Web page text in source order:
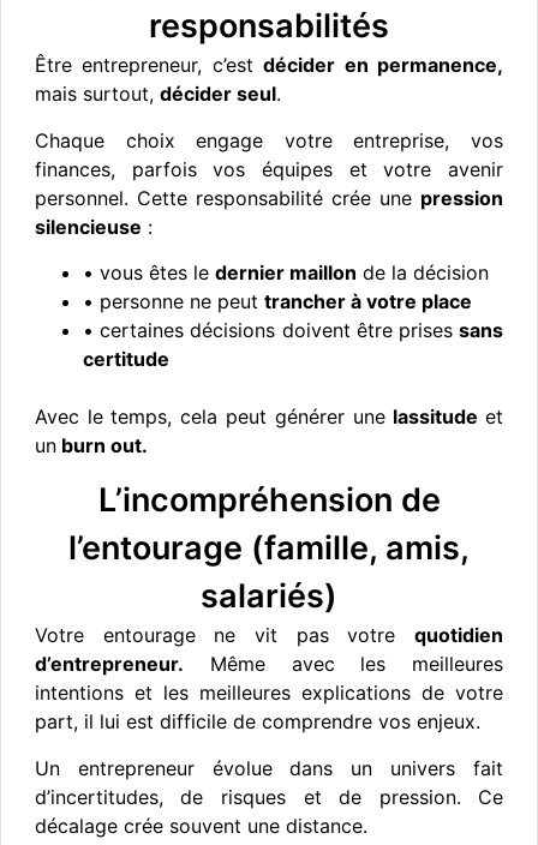
responsabilités
Être entrepreneur, c’estdécider en permanence,
mais surtout, décider seul.
Chaque choix engage votre entreprise, vos
finances, parfois vos équipes et votre avenir
personnel. Cette responsabilité crée une pression
silencieuse :
• vous êtes le dernier maillon de la décision
• personne ne peut trancher à votre place
• certaines décisions doivent être prisessans
certitude
Avec le temps, cela peut générer une lassitudeet
unburn out.
L’incompréhension de
l’entourage (famille, amis,
salariés)
Votre entourage ne vit pas votrequotidien
d’entrepreneur. Même avec les meilleures
intentions et les meilleures explications de votre
part, il lui est difficile de comprendre vos enjeux.
Un entrepreneur évolue dans un univers fait
d’incertitudes, de risques et de pression. Ce
décalage crée souvent une distance.